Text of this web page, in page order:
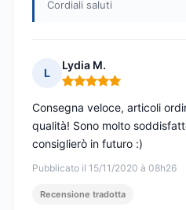
Cordiali saluti
L
Lydia M.
Nota: 5 su 5
Pubblicato il 15/11/2020 à 08h26
Consegna veloce, articoli
qualità! Sono molto
consiglierò in futuro :)
Recensione tradotta